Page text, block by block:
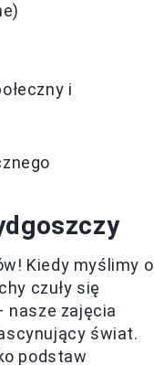
i
Kiedy myślimy o
czuły się
nasze zajęcia
świat.
podstaw